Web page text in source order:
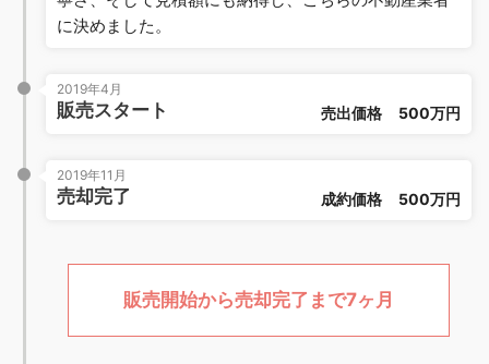
に決めました。
2019年4月
販売スタート 売出価格 500万円
2019年11月
売却完了 成約価格 500万円
販売開始から売却完了まで7ヶ月